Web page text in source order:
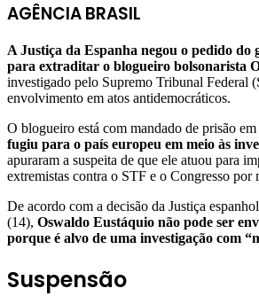
AGÊNCIA BRASIL
A Justiça da Espanha negou o pedido do
para extraditar o blogueiro bolsonarista
investigado pelo Supremo Tribunal Federal
envolvimento em atos antidemocráticos.
O blogueiro está com mandado de prisão
fugiu para o país europeu em meio às
apuraram a suspeita de que ele atuou para
extremistas contra o STF e o Congresso por
De acordo com a decisão da Justiça
(14), Oswaldo Eustáquio não pode ser
porque é alvo de uma investigação com
Suspensão